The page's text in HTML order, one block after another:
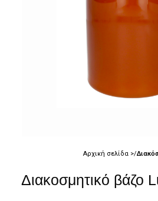
Αρχική σελίδα
Διακοσμητικό βάζο